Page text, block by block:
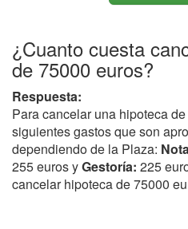
¿Cuanto cuesta
de 75000 euros?
Respuesta:
Para cancelar una hipoteca
siguientes gastos que son
dependiendo de la Plaza:
255 euros yGestoría: 225
cancelar hipoteca de 75000